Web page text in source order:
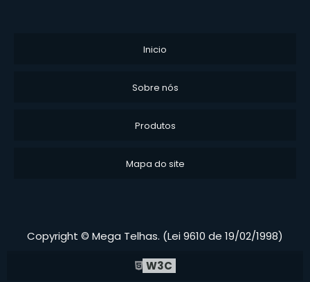
Inicio
Sobre nós
Produtos
Mapa do site
Copyright © Mega Telhas. (Lei 9610 de 19/02/1998)
W3C